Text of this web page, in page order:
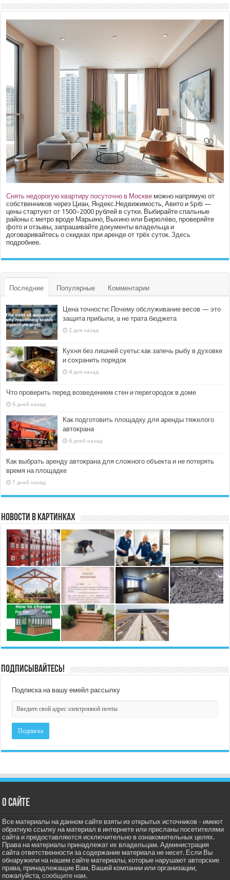
Снять недорогую квартиру посуточно в Москве можно напрямую от
собственников через Циан, Яндекс.Недвижимость, Авито и Spiti —
цены стартуют от 1500–2000 рублей в сутки. Выбирайте спальные
районы с метро вроде Марьино, Выхино или Бирюлёво, проверяйте
фото и отзывы, запрашивайте документы владельца и
договаривайтесь о скидках при аренде от трёх суток.Здесь
подробнее.
Последние Популярные Комментарии
Цена точности: Почему обслуживание весов — это
защита прибыли, а не трата бюджета
2 дня назад
Кухня без лишней суеты: как запечь рыбу в духовке
и сохранить порядок
4 дня назад
Что проверить перед возведением стен и перегородок в доме
6 дней назад
Как подготовить площадку для аренды тяжелого
автокрана
6 дней назад
Как выбрать аренду автокрана для сложного объекта и не потерять
время на площадке
7 дней назад
Новости в картинках
Подписывайтесь!
Подписка на вашу емейл рассылку
О сайте
Все материалы на данном сайте взяты из открытых источников - имеют
обратную ссылку на материал в интернете или присланы посетителями
сайта и предоставляются исключительно в ознакомительных целях.
Права на материалы принадлежат их владельцам. Администрация
сайта ответственности за содержание материала не несет. Если Вы
обнаружили на нашем сайте материалы, которые нарушают авторские
права, принадлежащие Вам, Вашей компании или организации,
пожалуйста,сообщите нам.